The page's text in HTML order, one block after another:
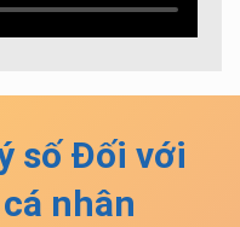
sốĐối với
nhân